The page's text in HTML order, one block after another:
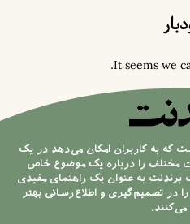
It seems we
که به کاربران امکان می‌دهد در یک
مختلف را درباره یک موضوع خاص
به عنوان یک راهنمای مفیدی
در تصمیم‌گیری و اطلاع‌رسانی بهتر